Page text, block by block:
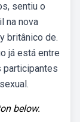
sentiu o
na nova
britânico de.
já está entre
participantes
below.